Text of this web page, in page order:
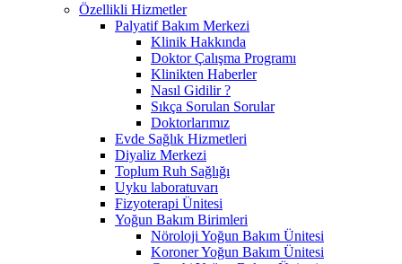
Özellikli Hizmetler
Palyatif Bakım Merkezi
Klinik Hakkında
Doktor Çalışma Programı
Klinikten Haberler
Nasıl Gidilir ?
Sıkça Sorulan Sorular
Doktorlarımız
Evde Sağlık Hizmetleri
Diyaliz Merkezi
Toplum Ruh Sağlığı
Uyku laboratuvarı
Fizyoterapi Ünitesi
Yoğun Bakım Birimleri
Nöroloji Yoğun Bakım Ünitesi
Koroner Yoğun Bakım Ünitesi